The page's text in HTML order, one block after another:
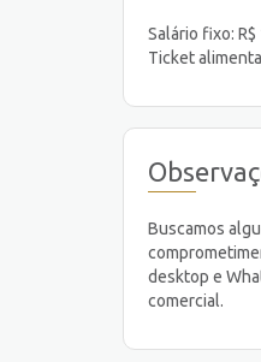
Salário fixo:
Ticket
Buscamos
desktop e
comercial.